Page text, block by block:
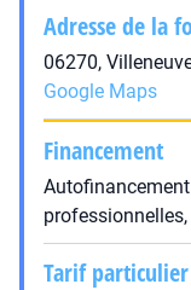
Adresse de la
06270,
Google Maps
Financement
Tarif particulier